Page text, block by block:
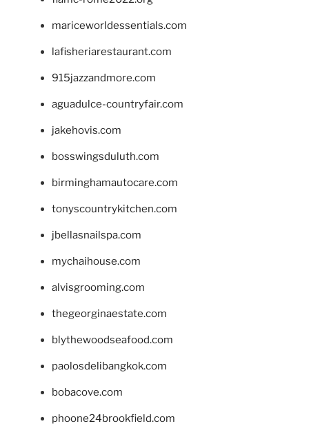
mariceworldessentials.com
lafisheriarestaurant.com
915jazzandmore.com
aguadulce-countryfair.com
jakehovis.com
bosswingsduluth.com
birminghamautocare.com
tonyscountrykitchen.com
jbellasnailspa.com
mychaihouse.com
alvisgrooming.com
thegeorginaestate.com
blythewoodseafood.com
paolosdelibangkok.com
bobacove.com
phoone24brookfield.com